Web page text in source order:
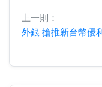
上一則：
外銀 搶推新台幣優